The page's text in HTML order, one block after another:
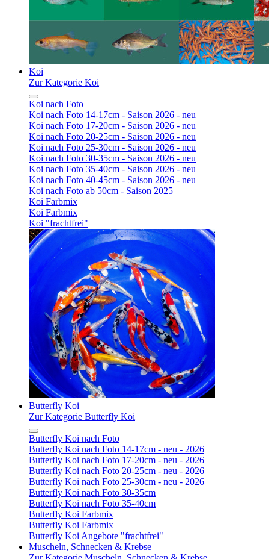
Koi
Zur Kategorie Koi
Koi nach Foto
Koi nach Foto 14-17cm - Saison 2026 - neu
Koi nach Foto 17-20cm - Saison 2026 - neu
Koi nach Foto 20-25cm - Saison 2026 - neu
Koi nach Foto 25-30cm - Saison 2026 - neu
Koi nach Foto 30-35cm - Saison 2026 - neu
Koi nach Foto 35-40cm - Saison 2026 - neu
Koi nach Foto 40-45cm - Saison 2026 - neu
Koi nach Foto ab 50cm - Saison 2025
Koi Farbmix
Koi Farbmix
Koi "frachtfrei"
Butterfly Koi
Zur Kategorie Butterfly Koi
Butterfly Koi nach Foto
Butterfly Koi nach Foto 14-17cm - neu - 2026
Butterfly Koi nach Foto 17-20cm - neu - 2026
Butterfly Koi nach Foto 20-25cm - neu - 2026
Butterfly Koi nach Foto 25-30cm - neu - 2026
Butterfly Koi nach Foto 30-35cm
Butterfly Koi nach Foto 35-40cm
Butterfly Koi Farbmix
Butterfly Koi Farbmix
Butterfly Koi Angebote "frachtfrei"
Muscheln, Schnecken & Krebse